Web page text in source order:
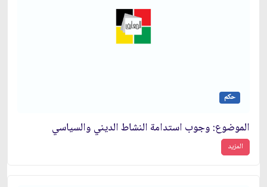
حكم
الموضوع: وجوب استدامة النشاط الديني والسياسي‏
المزيد